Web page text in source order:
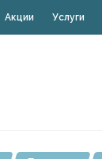
Акции Услуги